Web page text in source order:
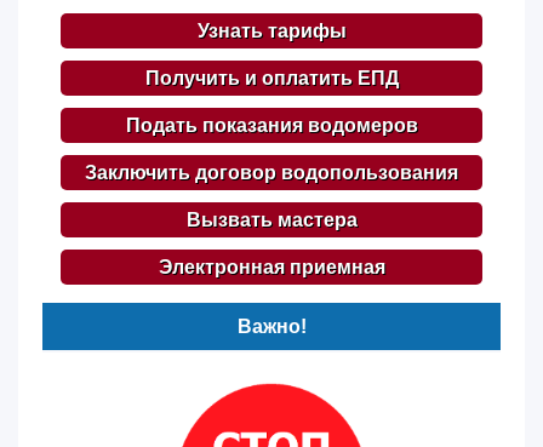
Узнать тарифы
Получить и оплатить ЕПД
Подать показания водомеров
Заключить договор водопользования
Вызвать мастера
Электронная приемная
Важно!